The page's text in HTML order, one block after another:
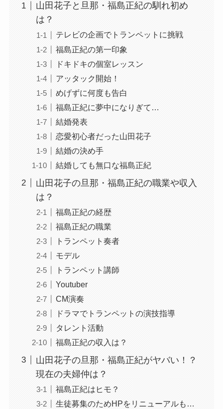
山田花子と旦那・福島正紀の馴れ初め
は？
テレビの企画でトランペットに挑戦
福島正紀の第一印象
ドキドキの個室レッスン
アッタック開始！
めげずに何度も告白
福島正紀に夢中になりぎて…
結婚発表
恋愛初心者だった山田花子
結婚の決め手
結婚しても無口な福島正紀
山田花子の旦那・福島正紀の職業や収入
は？
福島正紀の経歴
福島正紀の職業
トランペット奏者
モデル
トランペット講師
Youtuber
CM演奏
ドラマでトランペットの演技指導
タレント活動
福島正紀の収入は？
山田花子の旦那・福島正紀がヤバい！？
現在の夫婦仲は？
福島正紀はヒモ？
生徒募集のためHPをリニューアルも…